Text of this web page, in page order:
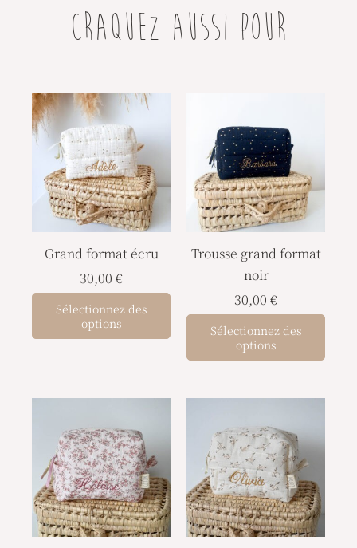
CRAQUEZ AUSSI POUR
Grand format écru
30,00 €
Sélectionnez des
options
Trousse grand format
noir
30,00 €
Sélectionnez des
options